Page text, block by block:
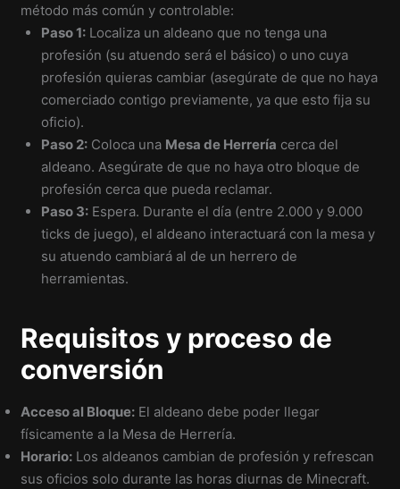
método más común y controlable:
Paso 1:Localiza un aldeano que no tenga una
profesión (su atuendo será el básico) o uno cuya
profesión quieras cambiar (asegúrate de que no haya
comerciado contigo previamente, ya que esto fija su
oficio).
Paso 2:Coloca una Mesa de Herrería cerca del
aldeano. Asegúrate de que no haya otro bloque de
profesión cerca que pueda reclamar.
Paso 3:Espera. Durante el día (entre 2.000 y 9.000
ticks de juego), el aldeano interactuará con la mesa y
su atuendo cambiará al de un herrero de
herramientas.
Requisitos y proceso de
conversión
Acceso al Bloque: El aldeano debe poder llegar
físicamente a la Mesa de Herrería.
Horario: Los aldeanos cambian de profesión y refrescan
sus oficios solo durante las horas diurnas de Minecraft.